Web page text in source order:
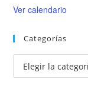
a
d
Ver calendario
Categorías
Categorías